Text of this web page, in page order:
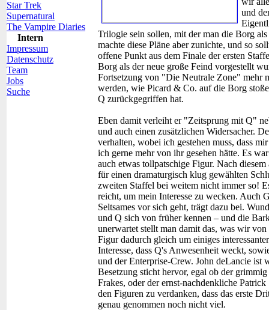
Star Trek
Supernatural
The Vampire Diaries
Intern
Impressum
Datenschutz
Team
Jobs
Suche
und
Trilogie sein sollen, mit der man die Borg
machte diese Pläne aber zunichte, und so
offene Punkt aus dem Finale der ersten
Borg als der neue große Feind vorgestellt
Fortsetzung von "Die Neutrale Zone" mehr
werden, wie Picard & Co. auf die Borg
Q zurückgegriffen hat.
Eben damit verleiht er "Zeitsprung mit Q"
und auch einen zusätzlichen Widersacher.
verhalten, wobei ich gestehen muss, dass
ich gerne mehr von ihr gesehen hätte. Es
auch etwas tollpatschige Figur. Nach
für einen dramaturgisch klug gewählten
zweiten Staffel bei weitem nicht immer so!
reicht, um mein Interesse zu wecken. Auch
Seltsames vor sich geht, trägt dazu bei.
und Q sich von früher kennen – und die
unerwartet stellt man damit das, was wir
Figur dadurch gleich um einiges
Interesse, dass Q's Anwesenheit weckt,
und der Enterprise-Crew. John deLancie ist
Besetzung sticht hervor, egal ob der
Frakes, oder der ernst-nachdenkliche
den Figuren zu verdanken, dass das erste
genau genommen noch nicht viel.